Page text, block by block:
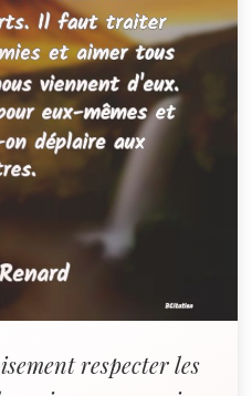
respecter les